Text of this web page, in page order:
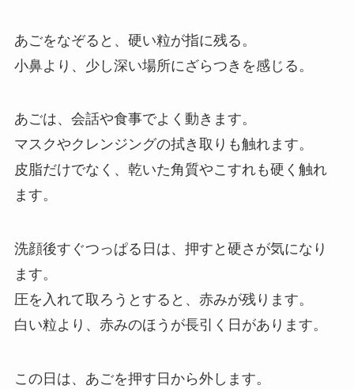
あごをなぞると、硬い粒が指に残る。
小鼻より、少し深い場所にざらつきを感じる。
あごは、会話や食事でよく動きます。
マスクやクレンジングの拭き取りも触れます。
皮脂だけでなく、乾いた角質やこすれも硬く触れ
ます。
洗顔後すぐつっぱる日は、押すと硬さが気になり
ます。
圧を入れて取ろうとすると、赤みが残ります。
白い粒より、赤みのほうが長引く日があります。
この日は、あごを押す日から外します。